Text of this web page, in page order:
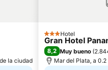
la ciudad
3 Estrellas
Hotel
Gran Hotel
8,2 Muy bueno (
Mar del Plata, a